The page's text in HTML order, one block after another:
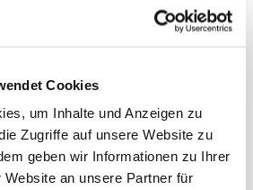
Cookies
um Inhalte und Anzeigen zu
Zugriffe auf unsere Website zu
geben wir Informationen zu Ihrer
Website an unsere Partner für
Pull-Ons
Grösse M, 80 - 110cm